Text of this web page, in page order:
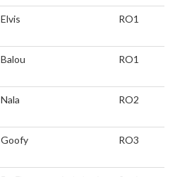
Elvis RO1
Balou RO1
Nala RO2
Goofy RO3